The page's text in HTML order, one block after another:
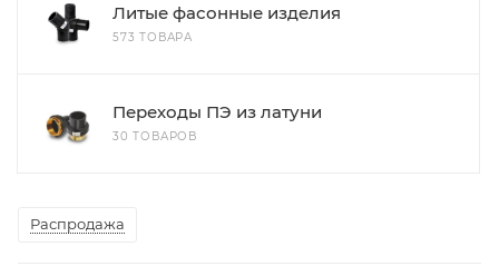
Литые фасонные изделия
573 ТОВАРА
Переходы ПЭ из латуни
30 ТОВАРОВ
Распродажа